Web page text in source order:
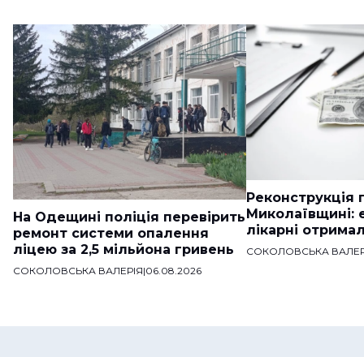
На Одещині поліція перевірить
ремонт системи опалення
ліцею за 2,5 мільйона гривень
СОКОЛОВСЬКА ВАЛЕРІЯ|06.08.2026
Реконструкція
Миколаївщині:
лікарні
СОКОЛОВСЬКА